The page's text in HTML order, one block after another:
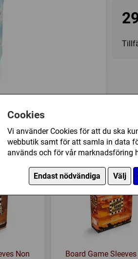
Cookies
Vi använder Cookies för att du ska
webbutik samt för att samla in data
används och för vår marknadsföring
Endast nödvändiga Välj
Non Glare: Size Large
Non Board Game